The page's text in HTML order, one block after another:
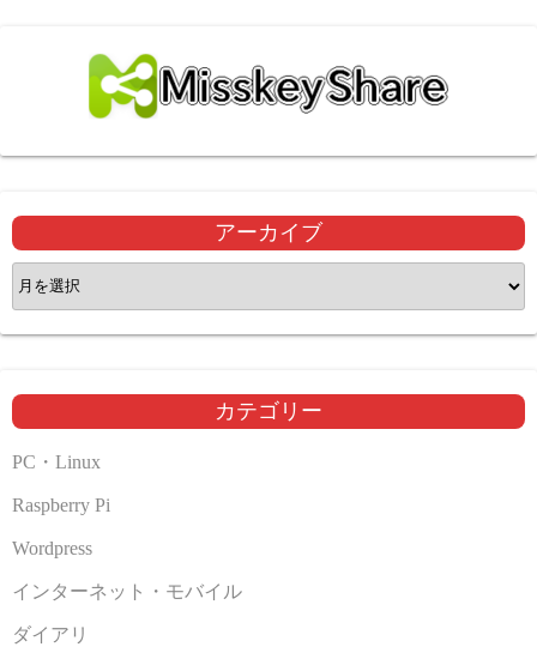
アーカイブ
ア
ー
カ
ブ
カテゴリー
PC・Linux
Raspberry Pi
Wordpress
インターネット・モバイル
ダイアリ